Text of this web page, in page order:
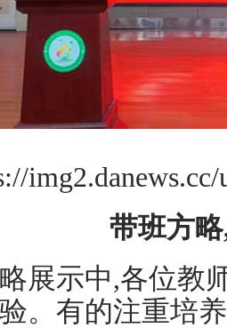
带班方
示中,各位教
。有的注重培